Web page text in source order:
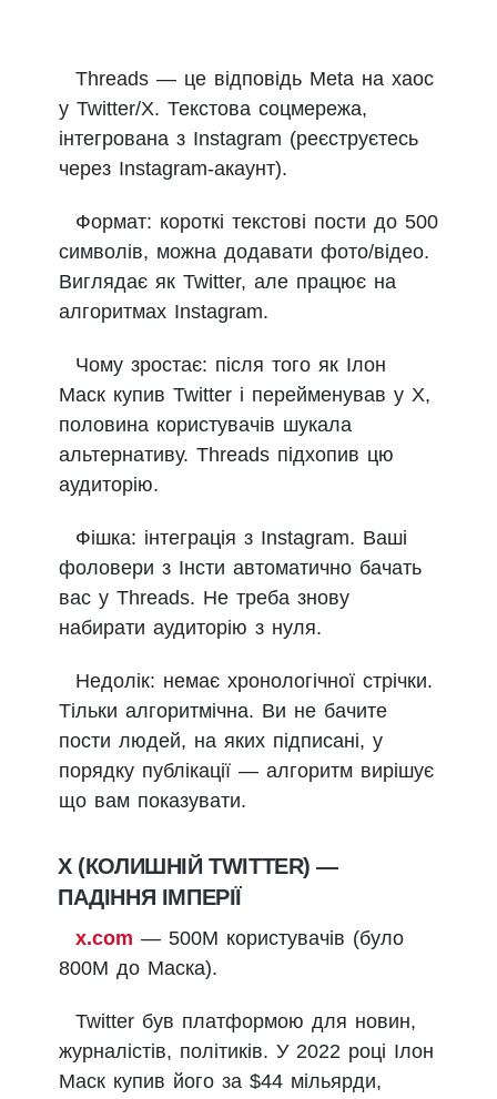
Threads — це відповідь Meta на хаос
у Twitter/X. Текстова соцмережа,
інтегрована з Instagram (реєструєтесь
через Instagram-акаунт).
Формат: короткі текстові пости до 500
символів, можна додавати фото/відео.
Виглядає як Twitter, але працює на
алгоритмах Instagram.
Чому зростає: після того як Ілон
Маск купив Twitter і перейменував у X,
половина користувачів шукала
альтернативу. Threads підхопив цю
аудиторію.
Фішка: інтеграція з Instagram. Ваші
фоловери з Інсти автоматично бачать
вас у Threads. Не треба знову
набирати аудиторію з нуля.
Недолік: немає хронологічної стрічки.
Тільки алгоритмічна. Ви не бачите
пости людей, на яких підписані, у
порядку публікації — алгоритм вирішує
що вам показувати.
X (КОЛИШНІЙ TWITTER) —
ПАДІННЯ ІМПЕРІЇ
x.com — 500М користувачів (було
800М до Маска).
Twitter був платформою для новин,
журналістів, політиків. У 2022 році Ілон
Маск купив його за $44 мільярди,